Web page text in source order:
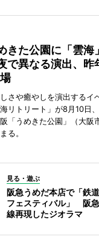
きた公園に「雲海
異なる演出、昨
さや癒やしを演出するイ
海リトリート」が8月10日
「うめきた公園」（大阪
る。
見る・遊ぶ
阪急うめだ本店で「鉄
フェスティバル」 阪
線再現したジオラマ